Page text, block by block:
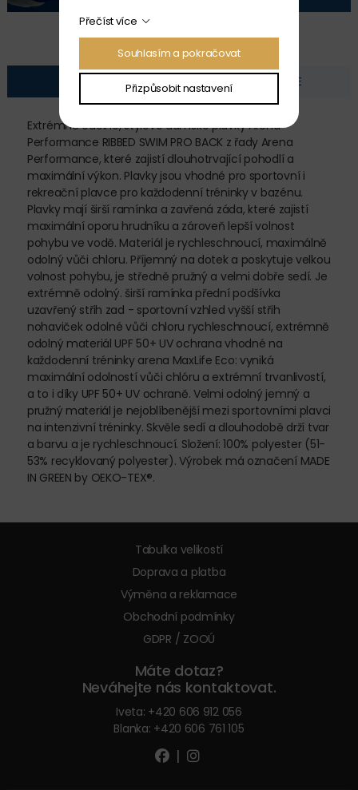
FOTOGALERIE
Extrémně odolné, stylové dámské plavky Arena
Performance RIBBED SWIM PRO BACK z řady Arena
Performance, které zajistí dlouhotrvající pohodlí a
maximální výkon. Plavky jsou vhodné pro sportovní i
rekreační plavce pro každodenní tréninky v bazénu.
Plavky mají širší ramínka a zavřená záda, které zajistí
maximální oporu hrudníku a zároveň lepší volnost
pohybu ve vodě. Materiál je rychleschnoucí, maximálně
odolný vůči chloru. Příjemný na dotek a poskytuje velkou
volnost pohybu, je středně pružný a velmi dobře sedí. Je
extrémně odolný. širší ramínka přední podšívka
uzavřený střih zad - sportovní vzhled vyšší střih
nohaviček odolné vůči chloru rychleschnoucí, extrémně
odolný materiál UPF 50+ UV ochrana vhodné na
každodenní tréninky arena MaxLife Eco: vyniká
maximální odolností vůči chlóru a extrémní trvanlivostí,
a to i díky UPF 50+ UV ochraně. Velmi odolný jemný a
pružný materiál je nejoblíbenější mezi sportovními plavci
na intenzivní tréninky. Skvěle sedí a dlouhodobě drží tvar
a barvu a je rychleschnoucí. Složení: 100% polyester (51-
53% recyklovaný polyester). Výrobek má označení MADE
IN GREEN by OEKO-TEX®.
Tabulka velikostí
Doprava a platba
Výměna a reklamace
Obchodní podmínky
GDPR / ZOOÚ
Máte dotaz?
Neváhejte nás kontaktovat.
Iveta: +420 606 912 056
Blanka: +420 606 761 105
|
Přečíst více
Souhlasím a pokračovat
Přizpůsobit nastavení